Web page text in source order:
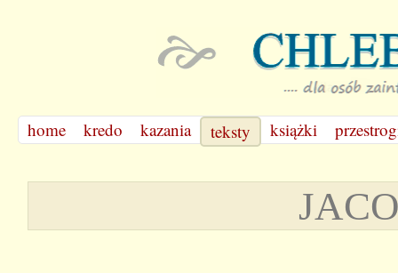
home kredo kazania teksty książki